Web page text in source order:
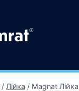
/ Лійка / Magnat